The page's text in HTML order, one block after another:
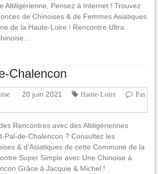
Altiligérienne, Pensez à Internet ! Trouvez
de Chinoises & de Femmes Asiatiques
de la Haute-Loire ! Rencontre Ultra
Chalencon
20 juin 2021 Haute-Loire
Pas
Rencontres avec des Altiligériennes
Pal-de-Chalencon ? Consultez les
& d’Asiatiques de cette Commune de la
Super Simple avec Une Chinoise à
Grâce à Jacquie & Michel !